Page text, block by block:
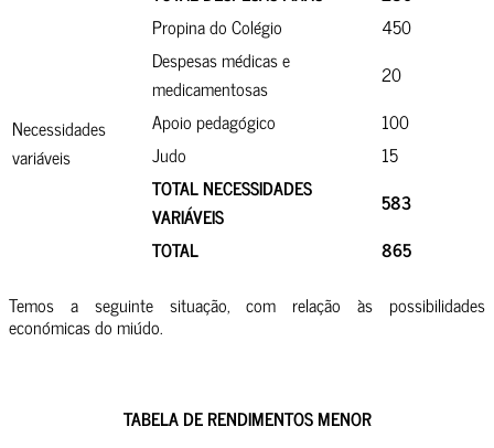
Necessidades
variáveis
Propina do Colégio
450
Despesas médicas e
medicamentosas
20
Apoio pedagógico
100
Judo
15
TOTAL NECESSIDADES
VARIÁVEIS
583
TOTAL
865
Temos a seguinte situação, com relação às possibilidades
económicas do miúdo.
TABELA DE RENDIMENTOSMENOR